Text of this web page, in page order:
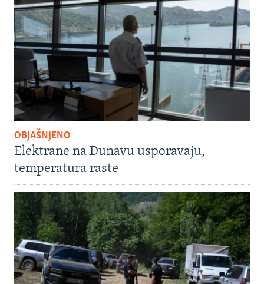
OBJAŠNJENO
Elektrane na Dunavu usporavaju,
temperatura raste